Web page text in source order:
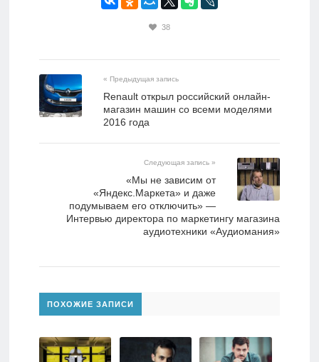
38
« Предыдущая запись
Renault открыл российский онлайн-
магазин машин со всеми моделями
2016 года
Следующая запись »
«Мы не зависим от
«Яндекс.Маркета» и даже
подумываем его отключить» —
Интервью директора по маркетингу магазина
аудиотехники «Аудиомания»
ПОХОЖИЕ ЗАПИСИ